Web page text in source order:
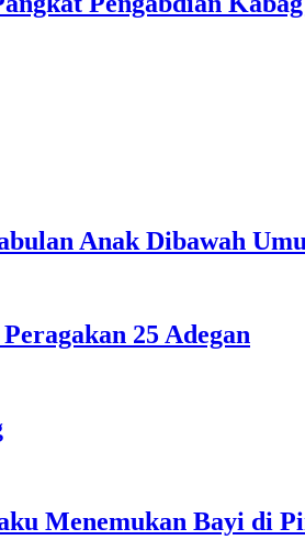
Anak Dibawah
25 Adegan
Menemukan Bayi di